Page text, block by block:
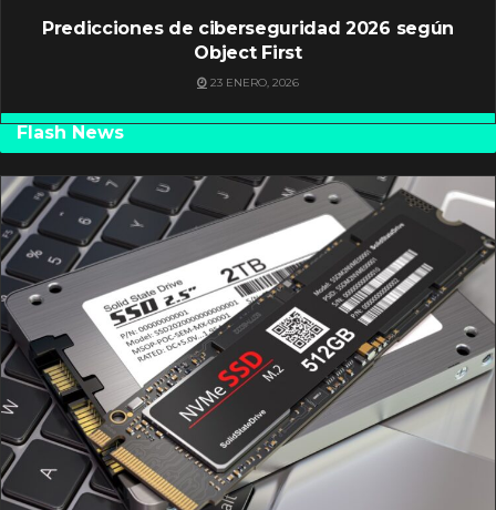
Predicciones de ciberseguridad 2026 según
Object First
23 ENERO, 2026
Flash News